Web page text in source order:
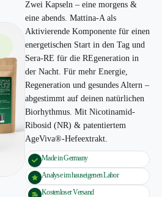
Zwei Kapseln – eine morgens &
eine abends. Mattina-A als
Aktivierende Komponente für einen
energetischen Start in den Tag und
Sera-RE für die REgeneration in
der Nacht. Für mehr Energie,
Regeneration und gesundes Altern –
abgestimmt auf deinen natürlichen
Biorhythmus. Mit Nicotinamid-
Ribosid (NR) & patentiertem
AgeViva®-Hefeextrakt.
Made in Germany
Analyse im hauseigenen Labor
Kostenloser Versand